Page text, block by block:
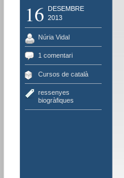
16
DESEMBRE
2013
Núria Vidal
1 comentari
Cursos de català
ressenyes
biogràfiques